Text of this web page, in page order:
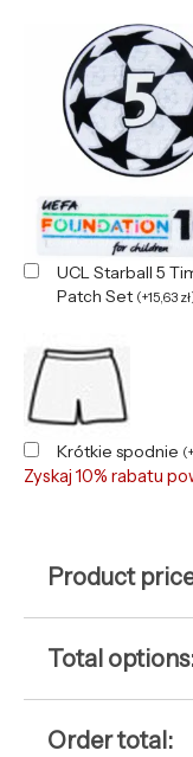
UCL Starball 5
Patch Set (+15,63 zł
Krótkie spodnie (+
Zyskaj 10% rabatu
Product
Total
Order total: